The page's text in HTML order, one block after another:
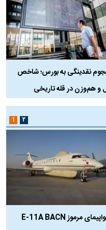
نقدینگی به بورس؛ شاخص
و هم‌وزن در قله تاریخی
هواپیمای مرموز E-11A BACN
۱ ۲